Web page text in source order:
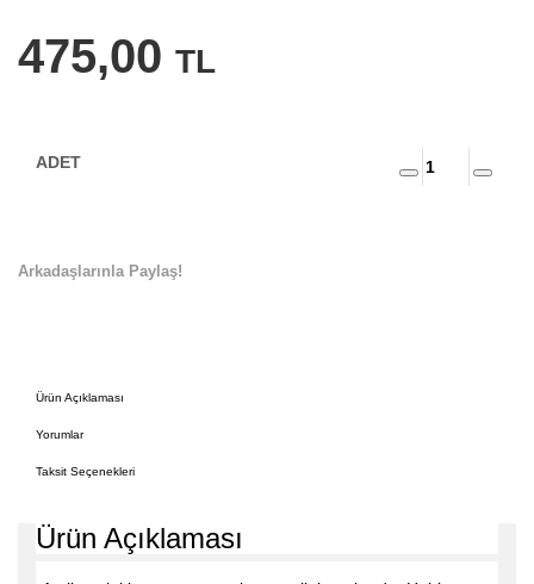
475,00 TL
Arkadaşlarınla Paylaş!
Ürün Açıklaması
Yorumlar
Taksit Seçenekleri
Ürün Açıklaması